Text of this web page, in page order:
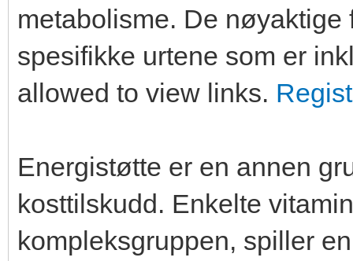
metabolisme. De
spesifikke urtene som er
allowed to view links.
Energistøtte er en annen
kosttilskudd. Enkelte
kompleksgruppen, spiller